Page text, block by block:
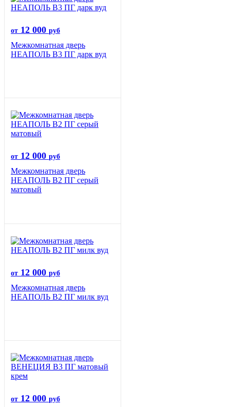
от 12 000 руб
Межкомнатная дверь
НЕАПОЛЬ В3 ПГ дарк вуд
от 12 000 руб
Межкомнатная дверь
НЕАПОЛЬ В2 ПГ серый
матовый
от 12 000 руб
Межкомнатная дверь
НЕАПОЛЬ В2 ПГ милк вуд
от 12 000 руб